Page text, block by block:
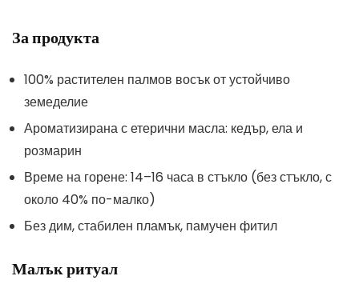
За продукта
100% растителен палмов восък от устойчиво
земеделие
Ароматизирана с етерични масла: кедър, ела и
розмарин
Време на горене: 14–16 часа в стъкло (без стъкло, с
около 40% по-малко)
Без дим, стабилен пламък, памучен фитил
Малък ритуал